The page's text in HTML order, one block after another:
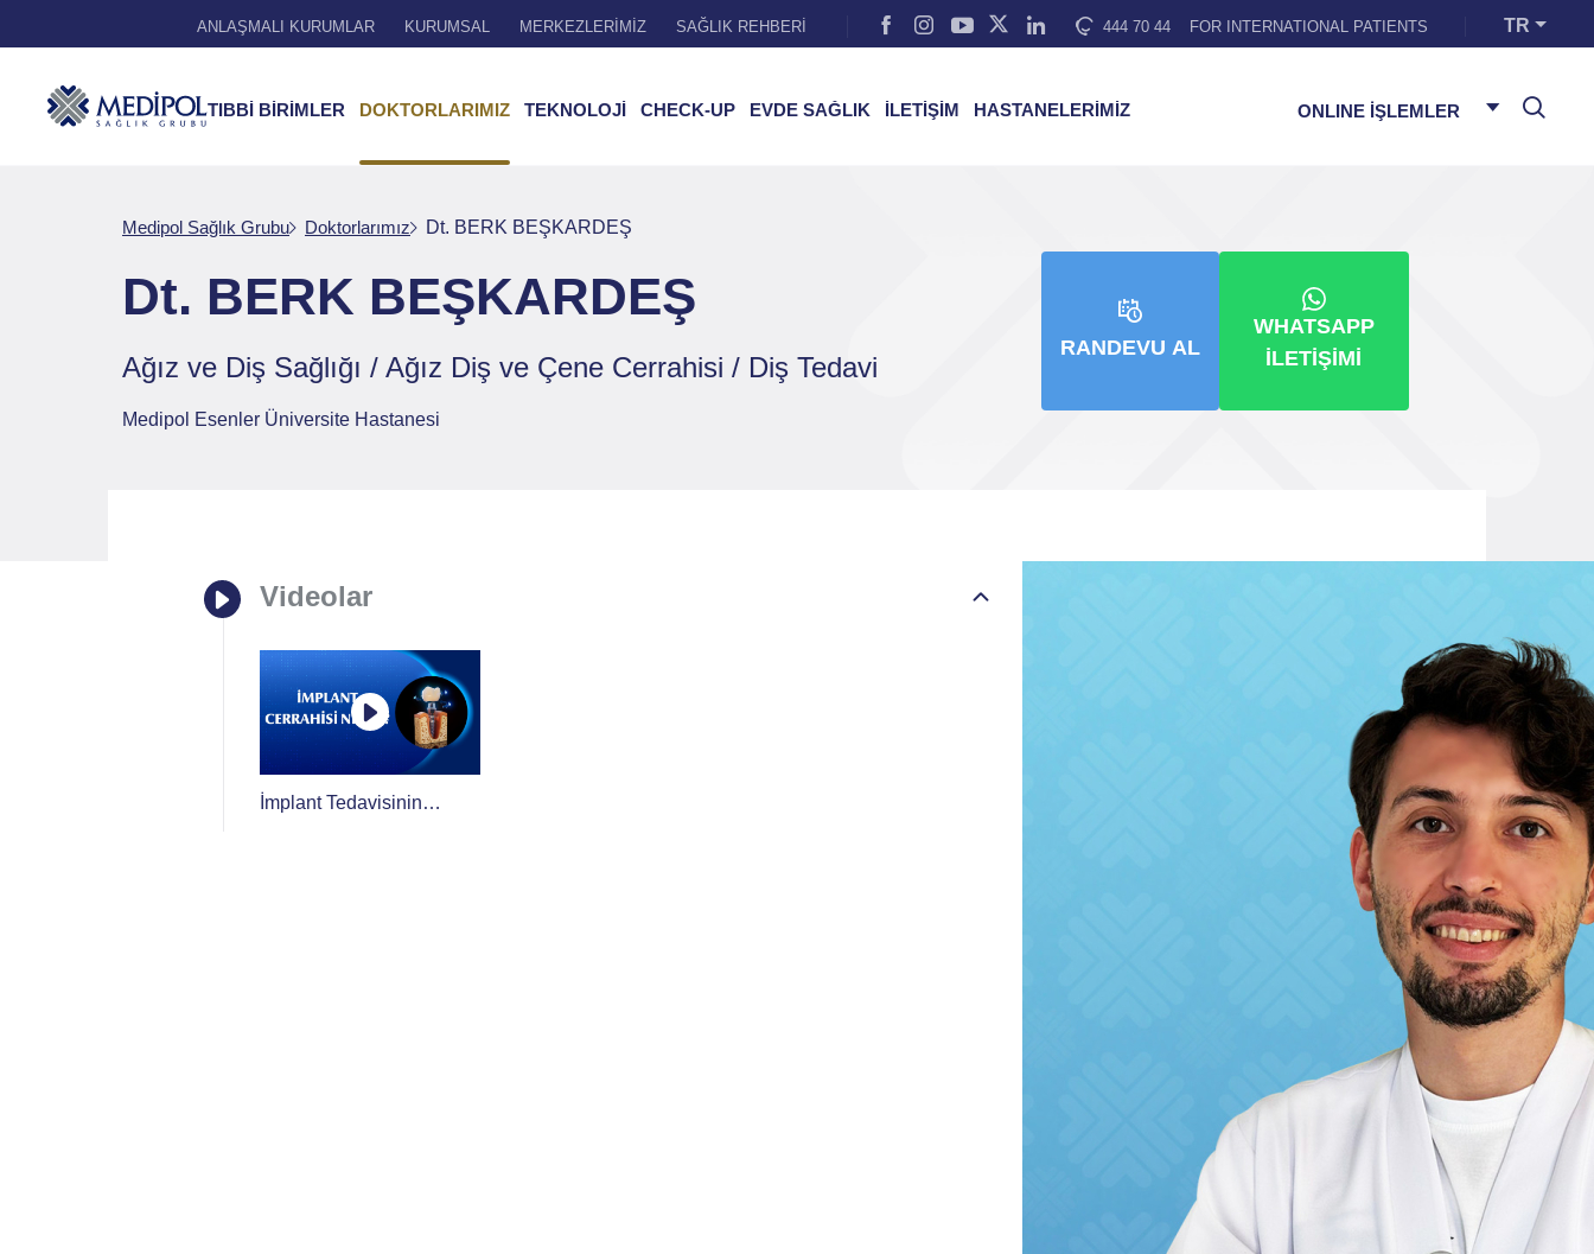
ANLAŞMALI KURUMLAR KURUMSAL MERKEZLERİMİZ SAĞLIK REHBERİ 444 70 44 FOR INTERNATIONAL PATIENTS TR
TIBBİ BİRİMLER DOKTORLARIMIZ TEKNOLOJİ CHECK-UP EVDE SAĞLIK İLETİŞİM HASTANELERİMİZ ONLINE İŞLEMLER
Medipol Sağlık Grubu Doktorlarımız Dt. BERK BEŞKARDEŞ
Dt. BERK BEŞKARDEŞ
Ağız ve Diş Sağlığı / Ağız Diş ve Çene Cerrahisi / Diş Tedavi
Medipol Esenler Üniversite Hastanesi
RANDEVU AL
WHATSAPP
İLETIŞIMI
Videolar
İmplant Tedavisinin